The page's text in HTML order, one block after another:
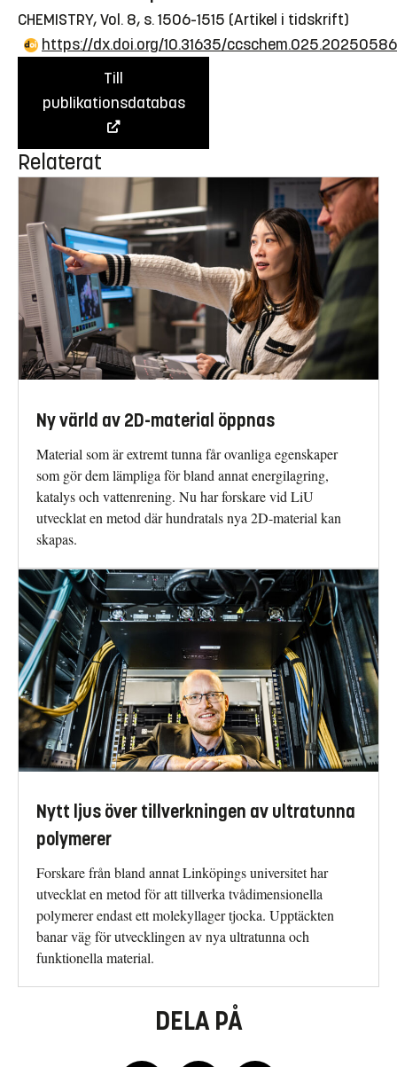
CHEMISTRY, Vol. 8, s. 1506-1515 (Artikel i tidskrift)
https://dx.doi.org/10.31635/
Till
publikationsdatabas
Relaterat
Ny värld av 2D-material öppnas
Material som är extremt tunna får ovanliga egenskaper
som gör dem lämpliga för bland annat energilagring,
katalys och vattenrening. Nu har forskare vid LiU
utvecklat en metod där hundratals nya 2D-material kan
skapas.
Nytt ljus över tillverkningen av ultratunna
polymerer
Forskare från bland annat Linköpings universitet har
utvecklat en metod för att tillverka tvådimensionella
polymerer endast ett molekyllager tjocka. Upptäckten
banar väg för utvecklingen av nya ultratunna och
funktionella material.
DELA PÅ